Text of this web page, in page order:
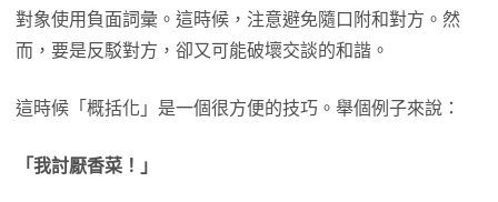
對象使用負面詞彙。這時候，注意避免隨口附和對方。然
而，要是反駁對方，卻又可能破壞交談的和諧。
這時候「概括化」是一個很方便的技巧。舉個例子來說：
「我討厭香菜！」